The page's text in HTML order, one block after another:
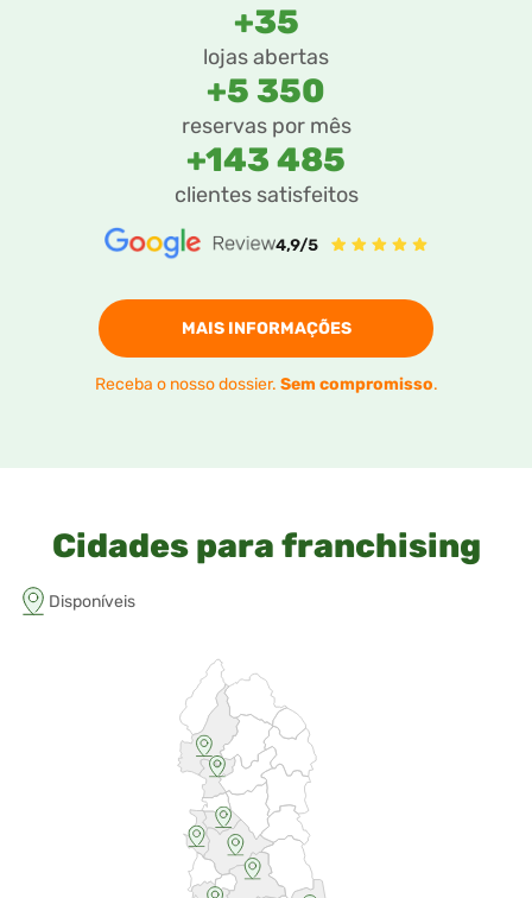
+35
lojas abertas
+5 350
reservas por mês
+143 485
clientes satisfeitos
MAIS INFORMAÇÕES
Receba o nosso dossier. Sem compromisso.
Cidades para franchising
Disponíveis